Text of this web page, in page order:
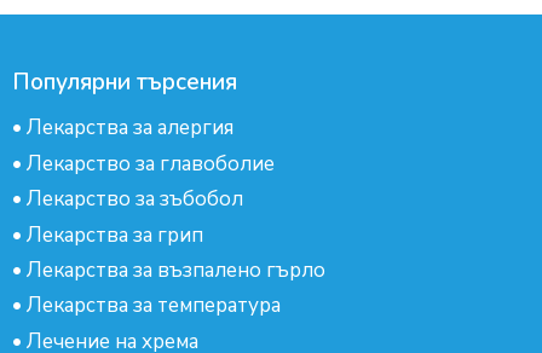
Популярни търсения
• Лекарства за алергия
• Лекарство за главоболие
• Лекарство за зъбобол
• Лекарства за грип
• Лекарства за възпалено гърло
• Лекарства за температура
• Лечение на хрема